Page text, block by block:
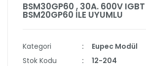
BSM30GP60 , 30A. 600V
BSM20GP60 İLE UYUMLU
Kategori
Eupec Modül
Stok Kodu
12-204